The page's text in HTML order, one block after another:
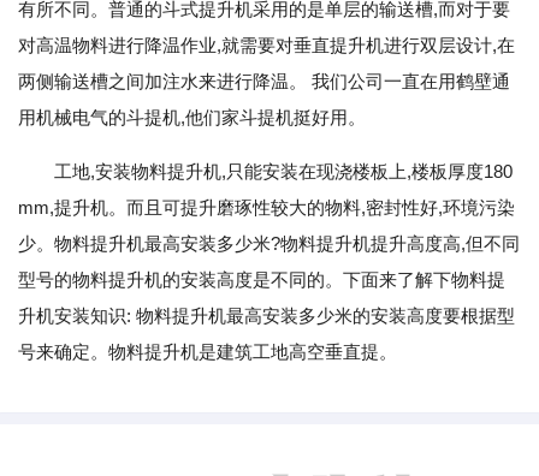
有所不同。普通的斗式提升机采用的是单层的输送槽,而对于要
对高温物料进行降温作业,就需要对垂直提升机进行双层设计,在
两侧输送槽之间加注水来进行降温。 我们公司一直在用鹤壁通
用机械电气的斗提机,他们家斗提机挺好用。
工地,安装物料提升机,只能安装在现浇楼板上,楼板厚度180
mm,提升机。而且可提升磨琢性较大的物料,密封性好,环境污染
少。物料提升机最高安装多少米?物料提升机提升高度高,但不同
型号的物料提升机的安装高度是不同的。下面来了解下物料提
升机安装知识: 物料提升机最高安装多少米的安装高度要根据型
号来确定。物料提升机是建筑工地高空垂直提。